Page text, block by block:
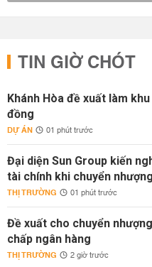
TIN GIỜ CHÓT
Khánh Hòa đề xuất làm
đồng
DỰ ÁN 01 phút trước
Đại diện Sun Group kiến
tài chính khi chuyển
THỊ TRƯỜNG 01 phút trước
Đề xuất cho chuyển
chấp ngân hàng
THỊ TRƯỜNG 2 giờ trước